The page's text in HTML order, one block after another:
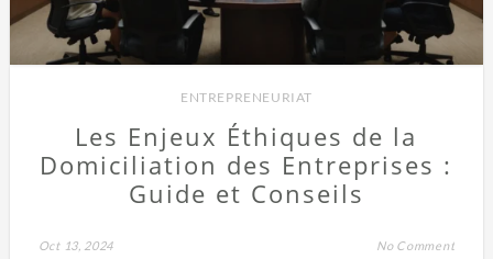
ENTREPRENEURIAT
Les Enjeux Éthiques de la
Domiciliation des Entreprises :
Guide et Conseils
Oct 13, 2024 No Comment